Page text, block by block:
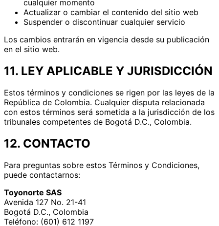
cualquier momento
Actualizar o cambiar el contenido del sitio web
Suspender o discontinuar cualquier servicio
Los cambios entrarán en vigencia desde su publicación
en el sitio web.
11. LEY APLICABLE Y JURISDICCIÓN
Estos términos y condiciones se rigen por las leyes de la
República de Colombia. Cualquier disputa relacionada
con estos términos será sometida a la jurisdicción de los
tribunales competentes de Bogotá D.C., Colombia.
12. CONTACTO
Para preguntas sobre estos Términos y Condiciones,
puede contactarnos:
Toyonorte SAS
Avenida 127 No. 21-41
Bogotá D.C., Colombia
Teléfono: (601) 612 1197